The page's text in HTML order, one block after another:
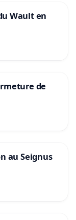
Wault en
de
au Seignus